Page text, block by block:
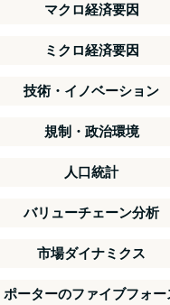
マクロ経済要因
ミクロ経済要因
技術・イノベーション
規制・政治環境
人口統計
バリューチェーン分析
市場ダイナミクス
ポーターのファイブフォー